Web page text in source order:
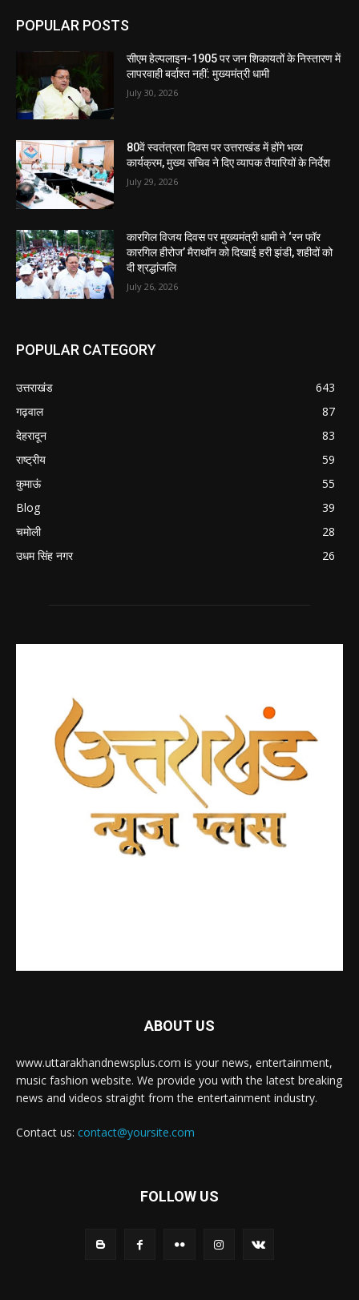
POPULAR POSTS
सीएम हेल्पलाइन-1905 पर जन शिकायतों के निस्तारण में
लापरवाही बर्दाश्त नहीं: मुख्यमंत्री धामी
July 30, 2026
80वें स्वतंत्रता दिवस पर उत्तराखंड में होंगे भव्य
कार्यक्रम, मुख्य सचिव ने दिए व्यापक तैयारियों के निर्देश
July 29, 2026
कारगिल विजय दिवस पर मुख्यमंत्री धामी ने ‘रन फॉर
कारगिल हीरोज’ मैराथॉन को दिखाई हरी झंडी, शहीदों को
दी श्रद्धांजलि
July 26, 2026
POPULAR CATEGORY
उत्तराखंड
643
गढ़वाल
87
देहरादून
83
राष्ट्रीय
59
कुमाऊं
55
Blog
39
चमोली
28
उधम सिंह नगर
26
ABOUT US
www.uttarakhandnewsplus.com is your news, entertainment,
music fashion website. We provide you with the latest breaking
news and videos straight from the entertainment industry.
Contact us: contact@yoursite.com
FOLLOW US